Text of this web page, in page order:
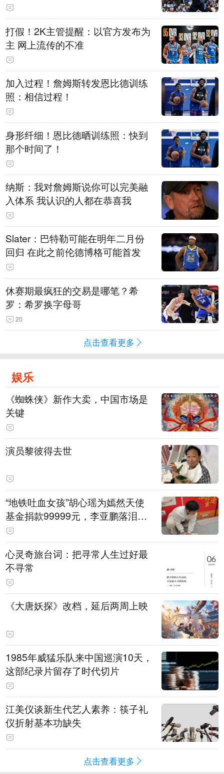
打假！2K主管提醒：以官方发布为
主 网上流传的不准
加入过程！詹姆斯转发恩比德训练
照：相信过程！
身形纤细！恩比德晒训练照：快到
那个时间了！
纳斯：我对詹姆斯说你可以完美融
入体系 我认识的人都在恭喜我
Slater：巴特勒可能在明年二月份
回归 在此之前伦德博格可能首发
休赛期最疯狂的交易是哪笔？希
罗：希罗换字母哥
20
点击查看更多
娱乐
《蜘蛛侠》新作大卖，中国市场是
关键
演员黎彼得去世
“地铁吐血女孩”胡心瑶为嫣然天使
基金捐款99999元，李亚鹏落泪感
谢：我个人向她捐赠99999元，也
向其病友之家捐赠99999元
心灵奇旅台词：把寻常人生过好最
不寻常
《大唐妖探》改档，延后两周上映
1985年威猛乐队来中国巡演10天，
这部纪录片留存了时代切片
江美仪谈新生代艺人素养：筷子礼
仪折射基本功缺失
点击查看更多